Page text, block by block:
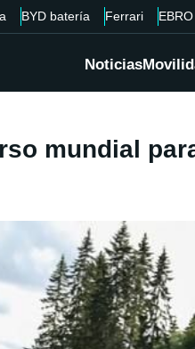
BYD batería Ferrari EBRO
Noticias
mundial